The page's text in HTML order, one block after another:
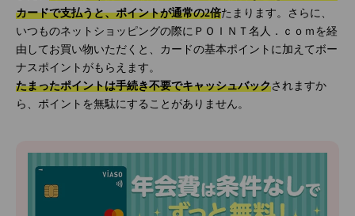
カードで支払うと、ポイントが通常の2倍たまります。さらに、
いつものネットショッピングの際にＰＯＩＮＴ名人．ｃｏｍを経
由してお買い物いただくと、カードの基本ポイントに加えてボー
ナスポイントがもらえます。
たまったポイントは手続き不要でキャッシュバックされますか
ら、ポイントを無駄にすることがありません。